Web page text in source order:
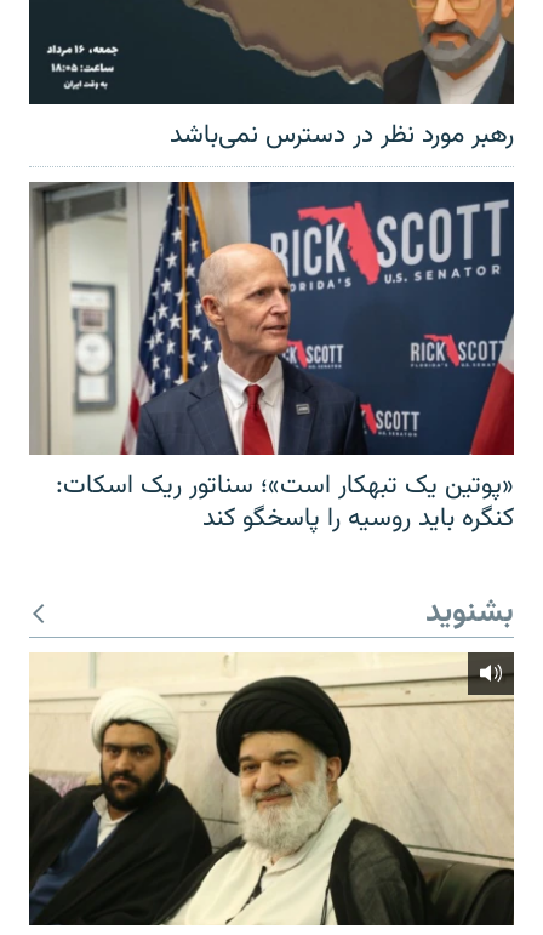
رهبر مورد نظر در دسترس نمی‌باشد
«پوتین یک تبهکار است»؛ سناتور ریک اسکات:
کنگره باید روسیه را پاسخگو کند
بشنوید